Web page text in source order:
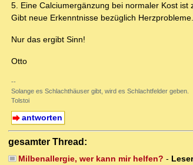
5. Eine Calciumergänzung bei normaler Kost ist
Gibt neue Erkenntnisse bezüglich Herzprobleme.
Nur das ergibt Sinn!
Otto
--
Solange es Schlachthäuser gibt, wird es Schlachtfelder geben.
Tolstoi
antworten
gesamter Thread:
Milbenallergie, wer kann mir helfen? -